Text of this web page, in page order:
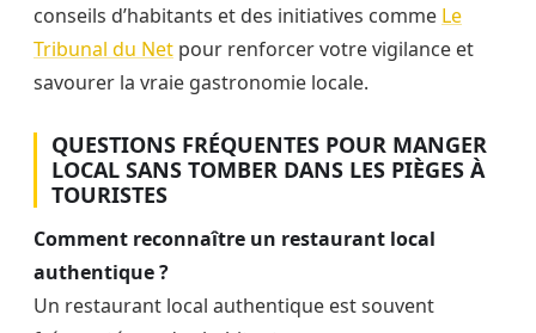
conseils d’habitants et des initiatives comme Le
Tribunal du Net pour renforcer votre vigilance et
savourer la vraie gastronomie locale.
QUESTIONS FRÉQUENTES POUR MANGER
LOCAL SANS TOMBER DANS LES PIÈGES À
TOURISTES
Comment reconnaître un restaurant local
authentique ?
Un restaurant local authentique est souvent